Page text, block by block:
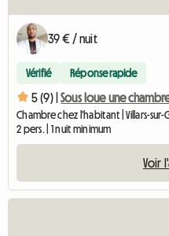
39 € / nuit
Vérifié Réponse rapide
5 (9) | Sous loue une
Chambre chez l'habitant | Villars-sur-
2 pers. | 1 nuit minimum
Voir